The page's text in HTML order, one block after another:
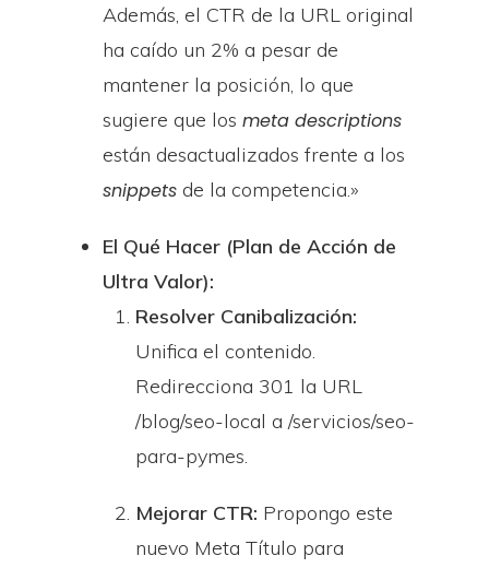
Además, el CTR de la URL original
ha caído un 2% a pesar de
mantener la posición, lo que
sugiere que los meta descriptions
están desactualizados frente a los
snippets de la competencia.»
El Qué Hacer (Plan de Acción de
Ultra Valor):
Resolver Canibalización:
Unifica el contenido.
Redirecciona 301 la URL
/blog/seo-local a /servicios/seo-
para-pymes.
Mejorar CTR: Propongo este
nuevo Meta Título para